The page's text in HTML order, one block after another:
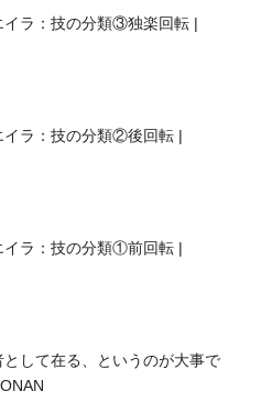
イラ：技の分類③独楽回転 |
イラ：技の分類②後回転 |
イラ：技の分類①前回転 |
として在る、というのが大事で